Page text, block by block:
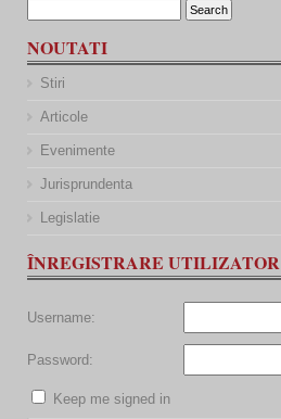
NOUTATI
Stiri
Articole
Evenimente
Jurisprundenta
Legislatie
ÎNREGISTRARE UTILIZATOR
Username:
Password:
Keep me signed in